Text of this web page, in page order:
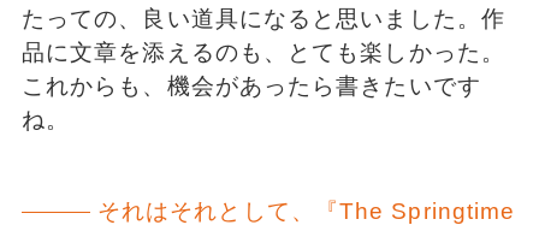
たっての、良い道具になると思いました。作
品に文章を添えるのも、とても楽しかった。
これからも、機会があったら書きたいです
ね。
それはそれとして、『The Springtime